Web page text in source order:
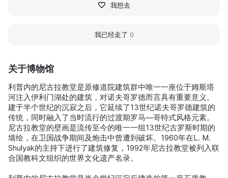
关于博物馆
利普内的尼古拉教堂是原修道院建筑群中唯一一座位于姆斯塔
河注入伊利门湖处的建筑，对诺夫哥罗德而言具有重要意义。
建于半个世纪的沉寂之后，它延续了13世纪诺夫哥罗德建筑的
传统，同时融入了当时流行的过渡期罗马—哥特式风格元素。
尼古拉教堂的壁画是流传至今的唯一一组13世纪古罗斯时期的
墙绘，在卫国战争期间及炮击中曾遭到破坏。1960年在L. M.
Shulyak的主持下进行了建筑修复，1992年尼古拉教堂被列入联
合国教科文组织的世界文化遗产名录。
我想去
我已经走了 0